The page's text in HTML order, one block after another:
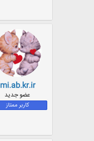
mi.ab.kr.ir
عضو جدید
کاربر ممتاز